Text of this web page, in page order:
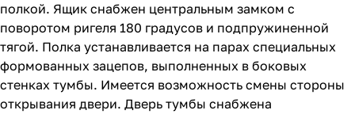
полкой. Ящик снабжен центральным замком с
поворотом ригеля 180 градусов и подпружиненной
тягой. Полка устанавливается на парах специальных
формованных зацепов, выполненных в боковых
стенках тумбы. Имеется возможность смены стороны
открывания двери. Дверь тумбы снабжена